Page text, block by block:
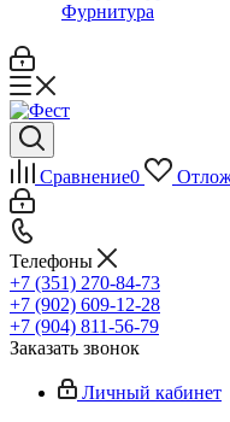
Фурнитура
Сравнение0
Телефоны
+7 (351) 270-84-73
+7 (902) 609-12-28
+7 (904) 811-56-79
Заказать звонок
Личный кабинет